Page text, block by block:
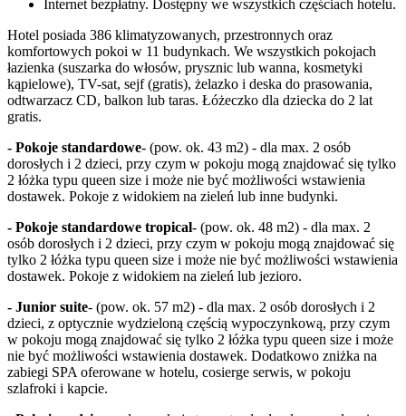
Internet bezpłatny. Dostępny we wszystkich częściach hotelu.
Hotel posiada 386 klimatyzowanych, przestronnych oraz
komfortowych pokoi w 11 budynkach. We wszystkich pokojach
łazienka (suszarka do włosów, prysznic lub wanna, kosmetyki
kąpielowe), TV-sat, sejf (gratis), żelazko i deska do prasowania,
odtwarzacz CD, balkon lub taras. Łóżeczko dla dziecka do 2 lat
gratis.
- Pokoje standardowe- (pow. ok. 43 m2) - dla max. 2 osób
dorosłych i 2 dzieci, przy czym w pokoju mogą znajdować się tylko
2 łóżka typu queen size i może nie być możliwości wstawienia
dostawek. Pokoje z widokiem na zieleń lub inne budynki.
- Pokoje standardowe tropical- (pow. ok. 48 m2) - dla max. 2
osób dorosłych i 2 dzieci, przy czym w pokoju mogą znajdować się
tylko 2 łóżka typu queen size i może nie być możliwości wstawienia
dostawek. Pokoje z widokiem na zieleń lub jezioro.
- Junior suite- (pow. ok. 57 m2) - dla max. 2 osób dorosłych i 2
dzieci, z optycznie wydzieloną częścią wypoczynkową, przy czym
w pokoju mogą znajdować się tylko 2 łóżka typu queen size i może
nie być możliwości wstawienia dostawek. Dodatkowo zniżka na
zabiegi SPA oferowane w hotelu, cosierge serwis, w pokoju
szlafroki i kapcie.